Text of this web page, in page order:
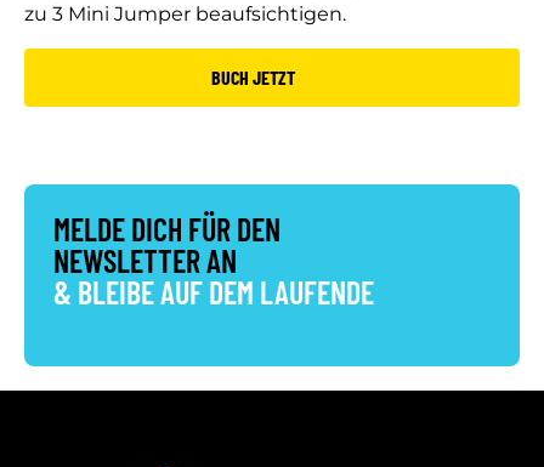
zu 3 Mini Jumper beaufsichtigen.
BUCH JETZT
MELDE DICH FÜR DEN
NEWSLETTER AN
& BLEIBE AUF DEM LAUFENDE